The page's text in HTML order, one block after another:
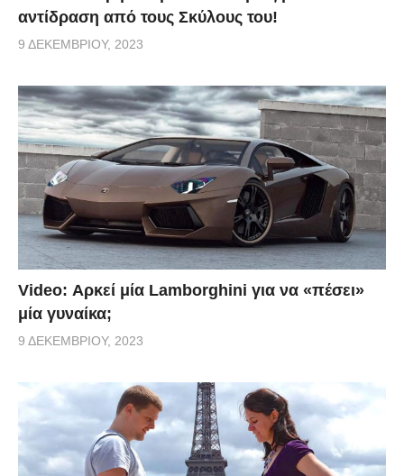
αντίδραση από τους Σκύλους του!
9 ΔΕΚΕΜΒΡΊΟΥ, 2023
Video: Αρκεί μία Lamborghini για να «πέσει»
μία γυναίκα;
9 ΔΕΚΕΜΒΡΊΟΥ, 2023